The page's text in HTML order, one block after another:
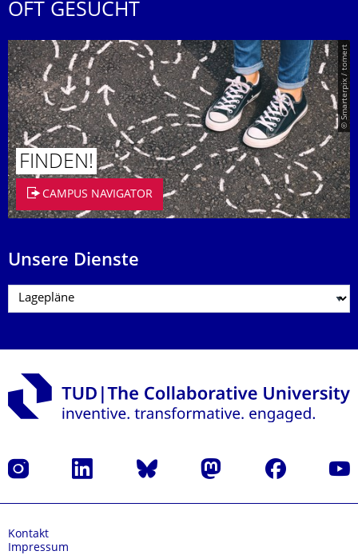
OFT GESUCHT
© Smarterpix / tomert
FINDEN!
CAMPUS NAVIGATOR
Unsere Dienste
Instagram LinkedIn Bluesky Mastodon Facebook
Kontakt
Impressum